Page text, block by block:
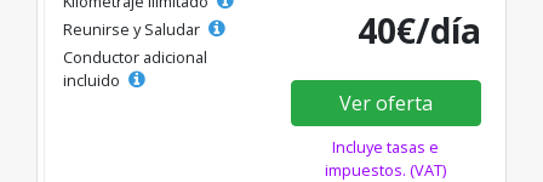
Reunirse y Saludar
Conductor adicional
incluido
40€/día
Ver oferta
Incluye tasas e
impuestos. (VAT)